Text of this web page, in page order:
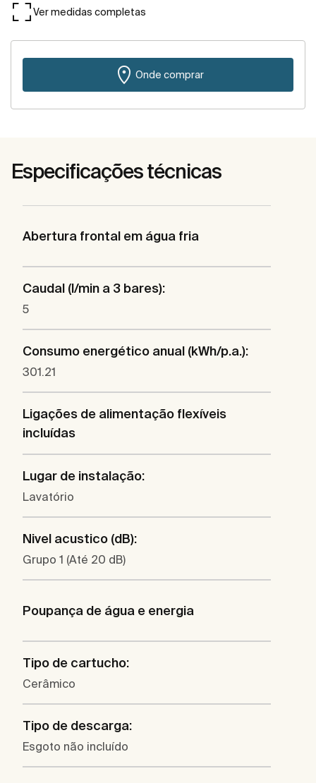
Ver medidas completas
Onde comprar
Especificações técnicas
Abertura frontal em água fria
Caudal (l/min a 3 bares):
5
Consumo energético anual (kWh/p.a.):
301.21
Ligações de alimentação flexíveis
incluídas
Lugar de instalação:
Lavatório
Nivel acustico (dB):
Grupo 1 (Até 20 dB)
Poupança de água e energia
Tipo de cartucho:
Cerâmico
Tipo de descarga:
Esgoto não incluído